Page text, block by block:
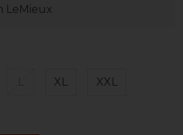
LeMieux
XL XXL